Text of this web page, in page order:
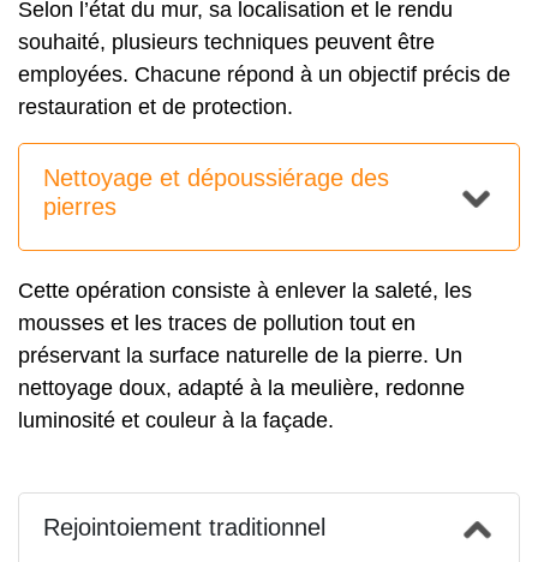
Selon l’état du mur, sa localisation et le rendu
souhaité, plusieurs techniques peuvent être
employées. Chacune répond à un objectif précis de
restauration et de protection.
Nettoyage et dépoussiérage des
pierres
Cette opération consiste à enlever la saleté, les
mousses et les traces de pollution tout en
préservant la surface naturelle de la pierre. Un
nettoyage doux, adapté à la meulière, redonne
luminosité et couleur à la façade.
Rejointoiement traditionnel